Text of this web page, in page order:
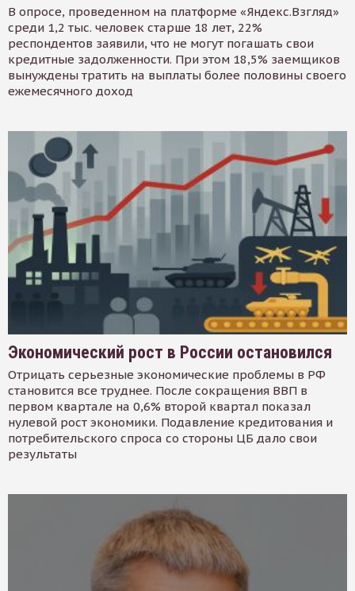
В опросе, проведенном на платформе «Яндекс.Взгляд»
среди 1,2 тыс. человек старше 18 лет, 22%
респондентов заявили, что не могут погашать свои
кредитные задолженности. При этом 18,5% заемщиков
вынуждены тратить на выплаты более половины своего
ежемесячного доход
Экономический рост в России остановился
Отрицать серьезные экономические проблемы в РФ
становится все труднее. После сокращения ВВП в
первом квартале на 0,6% второй квартал показал
нулевой рост экономики. Подавление кредитования и
потребительского спроса со стороны ЦБ дало свои
результаты